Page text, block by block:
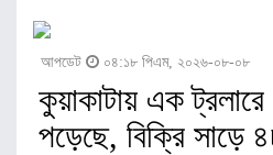
আপডেট ০৪:১৮ পিএম, ২০২৬-০৮-০৮
কুয়াকাটায় এক
পড়েছে, বিক্রি সাড়ে